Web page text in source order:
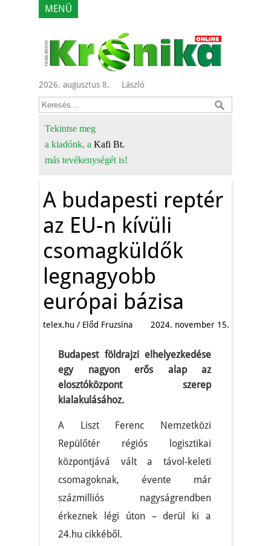
MENÜ
2026. augusztus 8. László
Tekintse meg
a kiadónk, a Kafi Bt.
más tevékenységét is!
A budapesti reptér
az EU-n kívüli
csomagküldők
legnagyobb
európai bázisa
telex.hu / Előd Fruzsina 2024. november 15.
Budapest földrajzi elhelyezkedése
egy nagyon erős alap az
elosztóközpont szerep
kialakulásához.
A Liszt Ferenc Nemzetközi
Repülőtér régiós logisztikai
központjává vált a távol-keleti
csomagoknak, évente már
százmilliós nagyságrendben
érkeznek légi úton – derül ki a
24.hu cikkéből.